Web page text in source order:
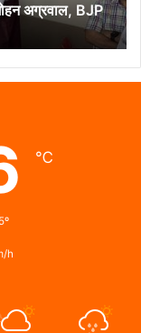
अग्रवाल, BJP
℃
h